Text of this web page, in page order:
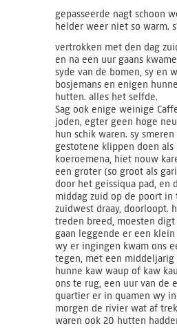
gepasseerde nagt schoon
helder weer niet so warm.
vertrokken met den dag
en na een uur gaans
syde van de bomen, sy en
bosjemans en enigen
hutten. alles het selfde.
Sag ook enige weinige
joden, egter geen hoge
hun schik waren. sy
gestotene klippen doen
koeroemena, hiet nouw
een groter (so groot als
door het geissiqua pad, en
middag zuid op de poort in
zuidwest draay, doorloopt.
treden breed, moesten
gaan leggende er een
wy er ingingen kwam ons
tegen, met een middeljarig
hunne kaw waup of kaw
ons te rug, een uur van de
quartier er in quamen wy
morgen de rivier wat af
waren ook 20 hutten